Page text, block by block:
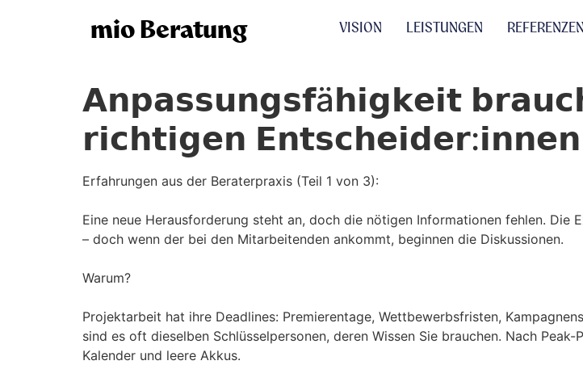
mio Beratung VISION LEISTUNGEN REFERENZEN
𝗔𝗻𝗽𝗮𝘀𝘀𝘂𝗻𝗴𝘀𝗳ä𝗵𝗶𝗴𝗸𝗲𝗶𝘁
𝗿𝗶𝗰𝗵𝘁𝗶𝗴𝗲𝗻 𝗘𝗻𝘁𝘀𝗰𝗵𝗲𝗶𝗱𝗲𝗿:𝗶𝗻𝗻𝗲𝗻
Erfahrungen aus der Beraterpraxis (Teil 1 von 3):
Eine neue Herausforderung steht an, doch die nötigen Informationen fehlen. Die
– doch wenn der bei den Mitarbeitenden ankommt, beginnen die Diskussionen.
Warum?
Projektarbeit hat ihre Deadlines: Premierentage, Wettbewerbsfristen,
sind es oft dieselben Schlüsselpersonen, deren Wissen Sie brauchen. Nach
Kalender und leere Akkus.